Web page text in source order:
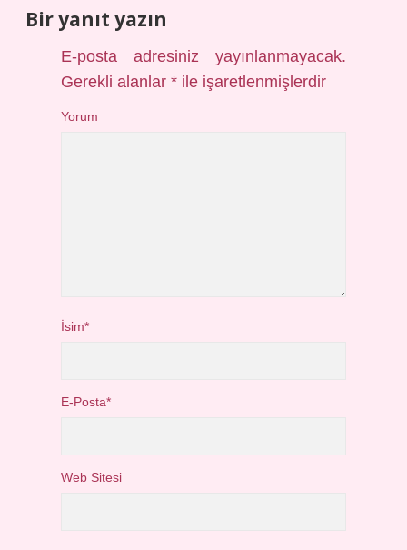
Bir yanıt yazın
E-posta adresiniz yayınlanmayacak.
Gerekli alanlar* ile işaretlenmişlerdir
Yorum
İsim*
E-Posta*
Web Sitesi